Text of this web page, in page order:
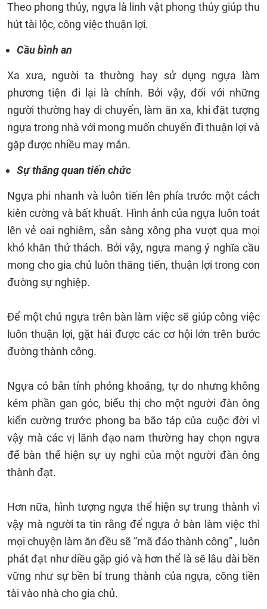
Theo phong thủy, ngựa là linh vật phong thủy giúp thu
hút tài lộc, công việc thuận lợi.
Cầu bình an
Xa xưa, người ta thường hay sử dụng ngựa làm
phương tiện đi lại là chính. Bởi vậy, đối với những
người thường hay di chuyển, làm ăn xa, khi đặt tượng
ngựa trong nhà với mong muốn chuyến đi thuận lợi và
gặp được nhiều may mắn.
Sự thăng quan tiến chức
Ngựa phi nhanh và luôn tiến lên phía trước một cách
kiên cường và bất khuất. Hình ảnh của ngựa luôn toát
lên vẻ oai nghiêm, sẵn sàng xông pha vượt qua mọi
khó khăn thử thách. Bởi vậy, ngựa mang ý nghĩa cầu
mong cho gia chủ luôn thăng tiến, thuận lợi trong con
đường sự nghiệp.
Để một chú ngựa trên bàn làm việc sẽ giúp công việc
luôn thuận lợi, gặt hái được các cơ hội lớn trên bước
đường thành công.
Ngựa có bản tính phóng khoáng, tự do nhưng không
kém phần gan góc, biểu thị cho một người đàn ông
kiến cường trước phong ba bão táp của cuộc đời vì
vậy mà các vị lãnh đạo nam thường hay chọn ngựa
để bàn thể hiện sự uy nghi của một người đàn ông
thành đạt.
Hơn nữa, hình tượng ngựa thể hiện sự trung thành vì
vậy mà người ta tin rằng để ngựa ở bàn làm việc thì
mọi chuyện làm ăn đều sẽ “mã đáo thành công” , luôn
phát đạt như diều gặp gió và hơn thể là sẽ lâu dài bền
vững như sự bền bỉ trung thành của ngựa, cõng tiền
tài vào nhà cho gia chủ.